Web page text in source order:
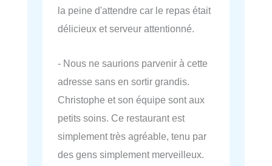
la peine d'attendre car le repas était
délicieux et serveur attentionné.
- Nous ne saurions parvenir à cette
adresse sans en sortir grandis.
Christophe et son équipe sont aux
petits soins. Ce restaurant est
simplement très agréable, tenu par
des gens simplement merveilleux.